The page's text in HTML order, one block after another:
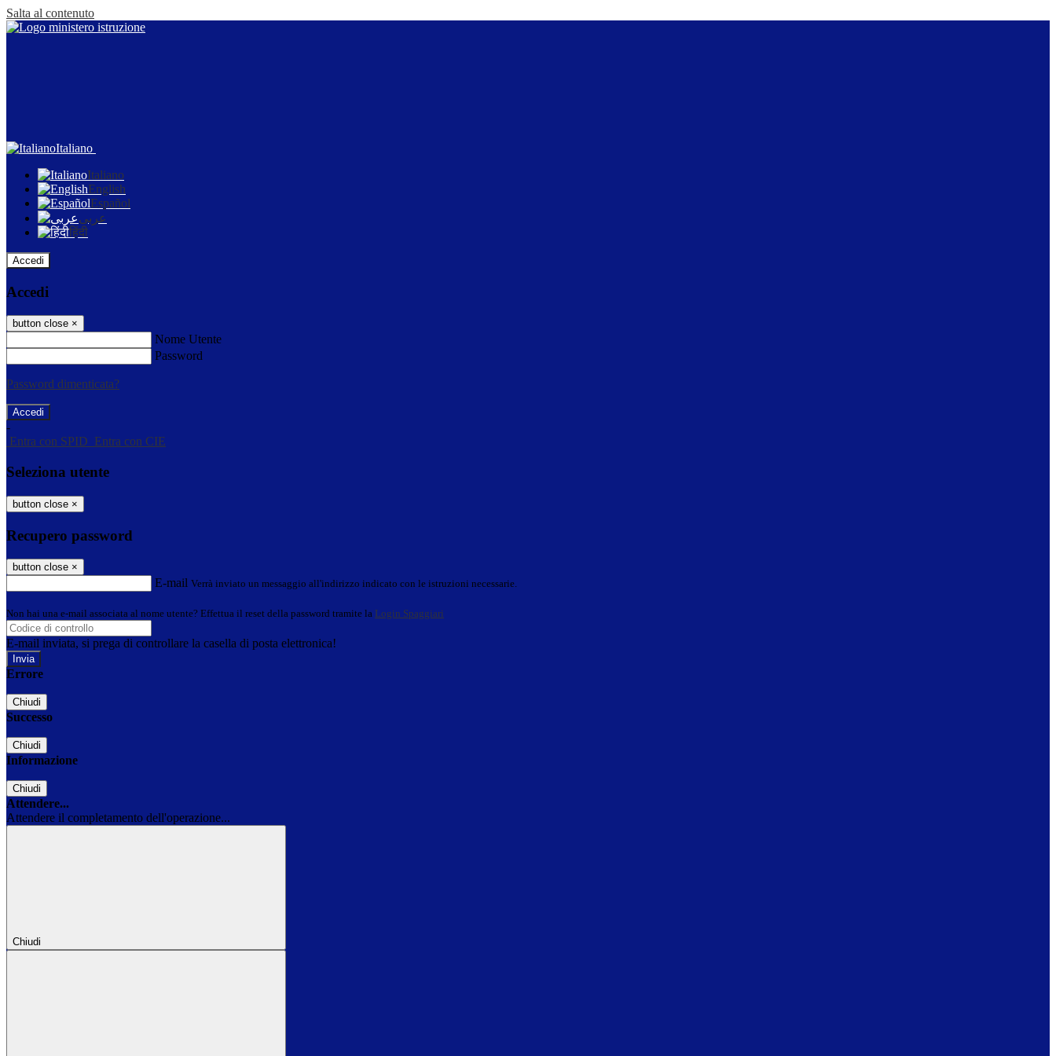
Salta al contenuto
Italiano
Italiano
English
Español
عربى
हिंदी
Accedi
Accedi
button close ×
Nome Utente
Password
Password dimenticata?
-
Entra con SPID Entra con CIE
Seleziona utente
button close ×
Recupero password
button close ×
E-mail Verrà inviato un messaggio all'indirizzo indicato con le istruzioni necessarie.
Non hai una e-mail associata al nome utente? Effettua il reset della password tramite la Login Spaggiari
E-mail inviata, si prega di controllare la casella di posta elettronica!
Errore
Chiudi
Successo
Chiudi
Informazione
Chiudi
Attendere...
Attendere il completamento dell'operazione...
Chiudi